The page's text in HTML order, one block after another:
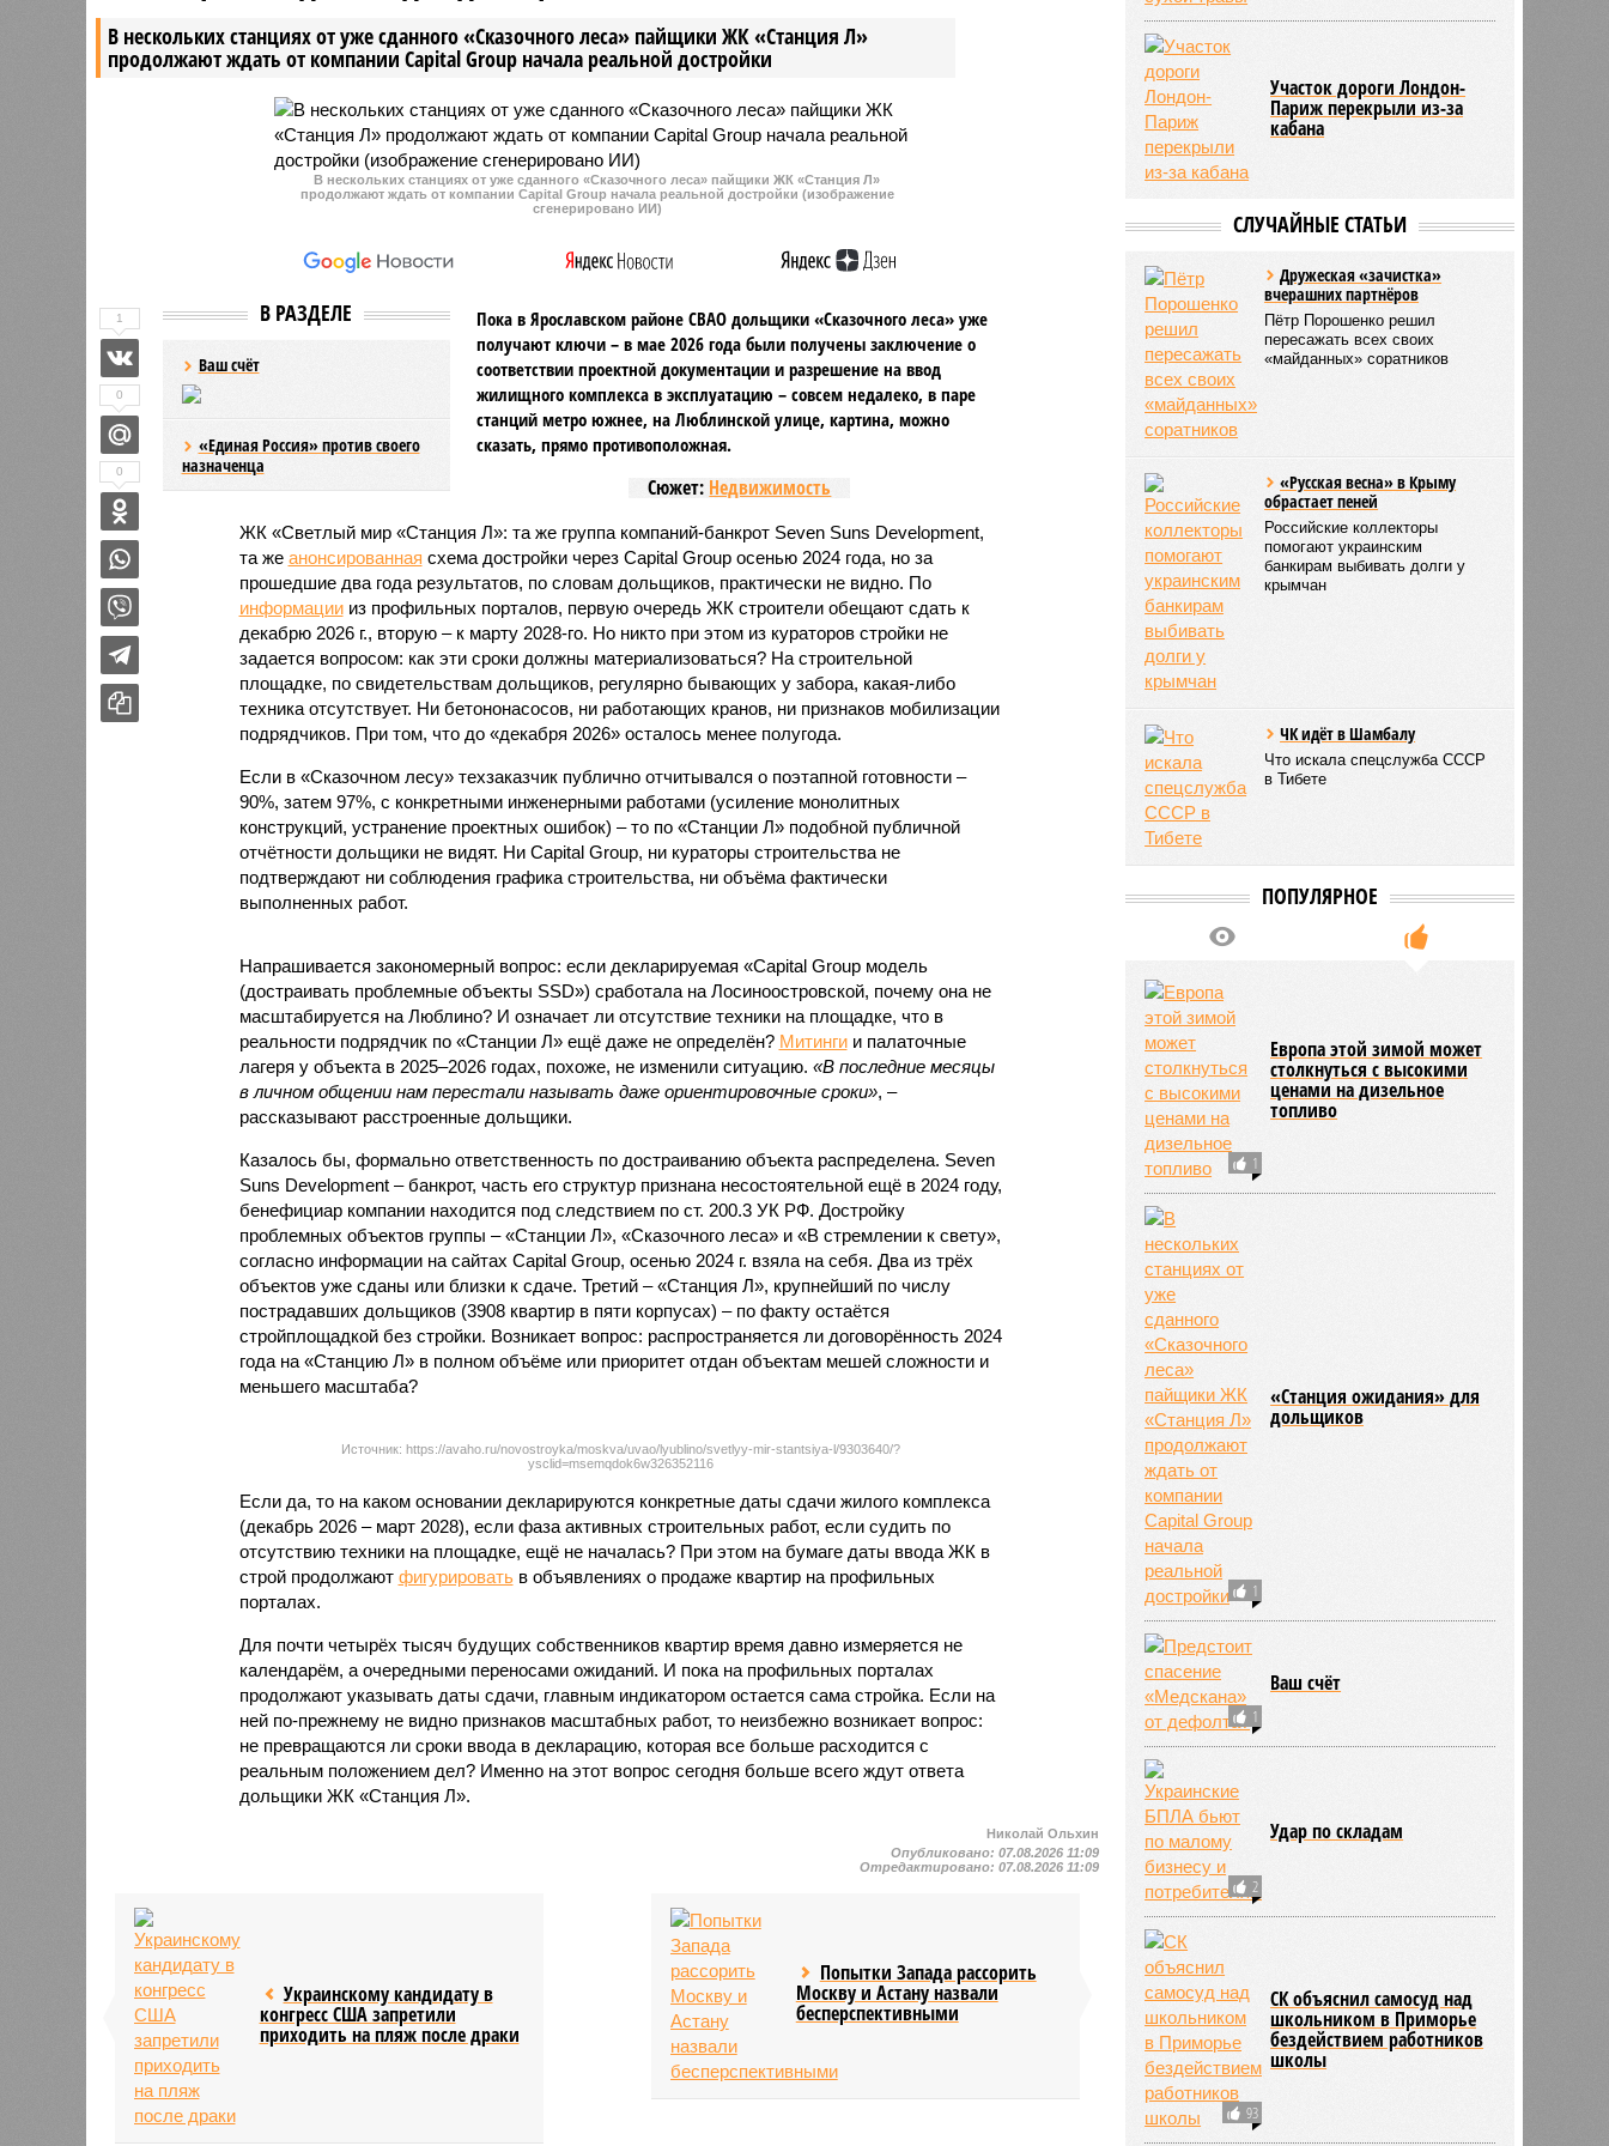
отказ от сотрудничества с
Россией, Китаем и еще рядом
источники, встречи пройдут в
воскресенье, 23 марта, и в
американская делегация,
администрации президента
Дональда Трампа, проведет
украинской, так и с российской
В нескольких станциях от уже сданного «Сказочного леса» пайщики ЖК «Станция Л»
продолжают ждать от компании Capital Group начала реальной достройки
В нескольких станциях от уже сданного «Сказочного леса» пайщики ЖК «Станция Л»
продолжают ждать от компании Capital Group начала реальной достройки (изображение
сгенерировано ИИ)
В РАЗДЕЛЕ
Ваш счёт
«Единая Россия» против своего
назначенца
Пока в Ярославском районе СВАО дольщики «Сказочного леса» уже
получают ключи – в мае 2026 года были получены заключение о
соответствии проектной документации и разрешение на ввод
жилищного комплекса в эксплуатацию – совсем недалеко, в паре
станций метро южнее, на Люблинской улице, картина, можно
сказать, прямо противоположная.
Сюжет: Недвижимость
ЖК «Светлый мир «Станция Л»: та же группа компаний-банкрот Seven Suns Development,
та же анонсированная схема достройки через Capital Group осенью 2024 года, но за
прошедшие два года результатов, по словам дольщиков, практически не видно. По
информациииз профильных порталов, первую очередь ЖК строители обещают сдать к
декабрю 2026 г., вторую – к марту 2028-го. Но никто при этом из кураторов стройки не
задается вопросом: как эти сроки должны материализоваться? На строительной
площадке, по свидетельствам дольщиков, регулярно бывающих у забора, какая-либо
техника отсутствует. Ни бетононасосов, ни работающих кранов, ни признаков мобилизации
подрядчиков. При том, что до «декабря 2026» осталось менее полугода.
Если в «Сказочном лесу» техзаказчик публично отчитывался о поэтапной готовности –
90%, затем 97%, с конкретными инженерными работами (усиление монолитных
конструкций, устранение проектных ошибок) – то по «Станции Л» подобной публичной
отчётности дольщики не видят. Ни Capital Group, ни кураторы строительства не
подтверждают ни соблюдения графика строительства, ни объёма фактически
выполненных работ.
Напрашивается закономерный вопрос: если декларируемая «Capital Group модель
(достраивать проблемные объекты SSD») сработала на Лосиноостровской, почему она не
масштабируется на Люблино? И означает ли отсутствие техники на площадке, что в
реальности подрядчик по «Станции Л» ещё даже не определён? Митингии палаточные
лагеря у объекта в 2025–2026 годах, похоже, не изменили ситуацию. «В последние месяцы
в личном общении нам перестали называть даже ориентировочные сроки», –
рассказывают расстроенные дольщики.
Казалось бы, формально ответственность по достраиванию объекта распределена. Seven
Suns Development – банкрот, часть его структур признана несостоятельной ещё в 2024 году,
бенефициар компании находится под следствием по ст. 200.3 УК РФ. Достройку
проблемных объектов группы – «Станции Л», «Сказочного леса» и «В стремлении к свету»,
согласно информации на сайтах Capital Group, осенью 2024 г. взяла на себя. Два из трёх
объектов уже сданы или близки к сдаче. Третий – «Станция Л», крупнейший по числу
пострадавших дольщиков (3908 квартир в пяти корпусах) – по факту остаётся
стройплощадкой без стройки. Возникает вопрос: распространяется ли договорённость 2024
года на «Станцию Л» в полном объёме или приоритет отдан объектам мешей сложности и
меньшего масштаба?
Источник: https://avaho.ru/novostroyka/moskva/uvao/lyublino/svetlyy-mir-stantsiya-l/9303640/?
ysclid=msemqdok6w326352116
Если да, то на каком основании декларируются конкретные даты сдачи жилого комплекса
(декабрь 2026 – март 2028), если фаза активных строительных работ, если судить по
отсутствию техники на площадке, ещё не началась? При этом на бумаге даты ввода ЖК в
строй продолжают фигурироватьв объявлениях о продаже квартир на профильных
порталах.
Для почти четырёх тысяч будущих собственников квартир время давно измеряется не
календарём, а очередными переносами ожиданий. И пока на профильных порталах
продолжают указывать даты сдачи, главным индикатором остается сама стройка. Если на
ней по-прежнему не видно признаков масштабных работ, то неизбежно возникает вопрос:
не превращаются ли сроки ввода в декларацию, которая все больше расходится с
реальным положением дел? Именно на этот вопрос сегодня больше всего ждут ответа
дольщики ЖК «Станция Л».
1
0
0
Николай Ольхин
Опубликовано:07.08.2026 11:09
Отредактировано:07.08.2026 11:09
Украинскому кандидату в
конгресс США запретили
приходить на пляж после драки
Попытки Запада рассорить
Москву и Астану назвали
бесперспективными
Участок дороги Лондон-
Париж перекрыли из-за
кабана
СЛУЧАЙНЫЕ СТАТЬИ
Дружеская «зачистка»
вчерашних партнёров
Пётр Порошенко решил
пересажать всех своих
«майданных» соратников
«Русская весна» в Крыму
обрастает пеней
Российские коллекторы
помогают украинским
банкирам выбивать долги у
крымчан
ЧК идёт в Шамбалу
Что искала спецслужба СССР
в Тибете
ПОПУЛЯРНОЕ
1
Европа этой зимой может
столкнуться с высокими
ценами на дизельное
топливо
1
«Станция ожидания» для
дольщиков
1
Ваш счёт
2
Удар по складам
93
СК объяснил самосуд над
школьником в Приморье
бездействием работников
школы